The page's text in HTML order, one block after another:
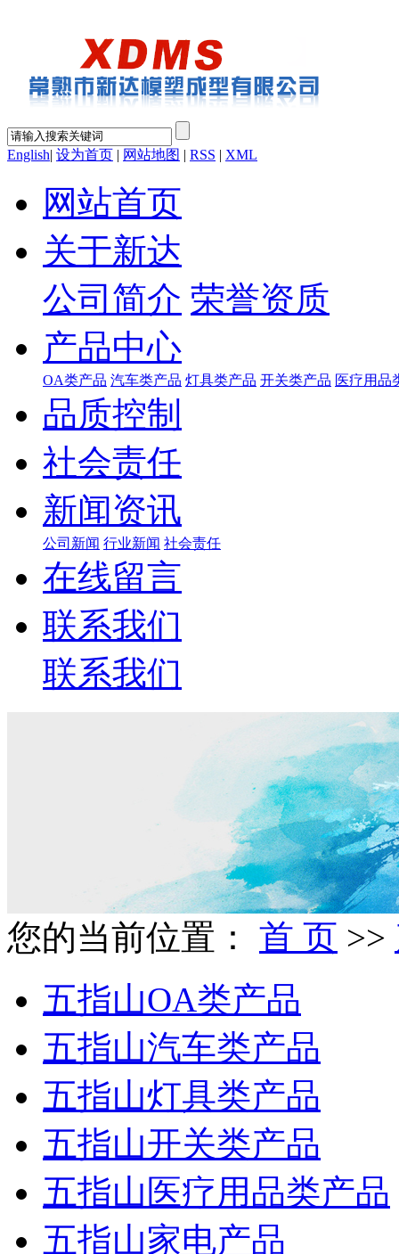
English| 设为首页 | 网站地图 | RSS | XML
网站首页
关于新达
公司简介 荣誉资质
产品中心
OA类产品 汽车类产品 灯具类产品 开关类产品 医疗用品
品质控制
社会责任
新闻资讯
公司新闻 行业新闻 社会责任
在线留言
联系我们
联系我们
您的当前位置： 首 页 >>
五指山OA类产品
五指山汽车类产品
五指山灯具类产品
五指山开关类产品
五指山医疗用品类产品
五指山家电产品